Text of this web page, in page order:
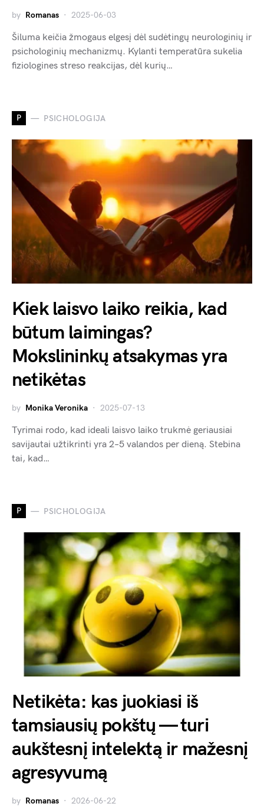
by Romanas 2025-06-03
Šiluma keičia žmogaus elgesį dėl sudėtingų neurologinių ir
psichologinių mechanizmų. Kylanti temperatūra sukelia
fiziologines streso reakcijas, dėl kurių…
P PSICHOLOGIJA
Kiek laisvo laiko reikia, kad
būtum laimingas?
Mokslininkų atsakymas yra
netikėtas
by Monika Veronika 2025-07-13
Tyrimai rodo, kad ideali laisvo laiko trukmė geriausiai
savijautai užtikrinti yra 2–5 valandos per dieną. Stebina
tai, kad…
P PSICHOLOGIJA
Netikėta: kas juokiasi iš
tamsiausių pokštų — turi
aukštesnį intelektą ir mažesnį
agresyvumą
by Romanas 2026-06-22